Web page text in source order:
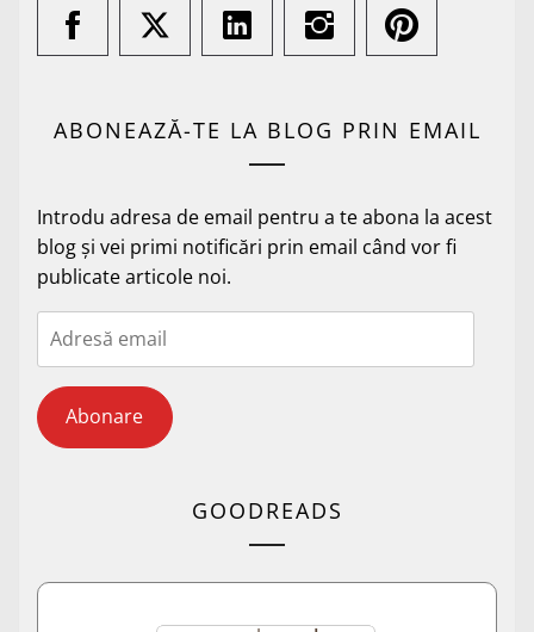
ABONEAZĂ-TE LA BLOG PRIN EMAIL
Introdu adresa de email pentru a te abona la acest
blog și vei primi notificări prin email când vor fi
publicate articole noi.
Adresă
email
Abonare
GOODREADS